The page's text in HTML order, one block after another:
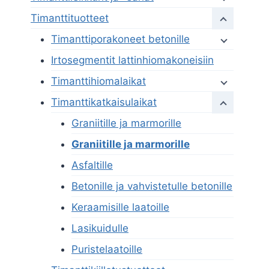
Timanttituotteet
Timanttiporakoneet betonille
Irtosegmentit lattinhiomakoneisiin
Timanttihiomalaikat
Timanttikatkaisulaikat
Graniitille ja marmorille
Graniitille ja marmorille
Asfaltille
Betonille ja vahvistetulle betonille
Keraamisille laatoille
Lasikuidulle
Puristelaatoille